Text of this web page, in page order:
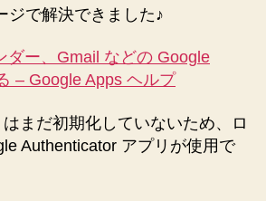
ジで解決できました♪
ダー、Gmail などの Google
– Google Apps ヘルプ
まだ初期化していないため、ロ
Authenticator アプリが使用で